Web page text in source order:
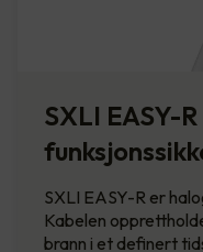
SXLI EASY-
SXLI EASY-R er
Kabelen
brann i et definert